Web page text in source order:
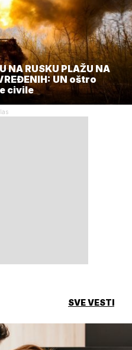
NA RUSKU PLAŽU NA
UN oštro
civile
SVE VESTI